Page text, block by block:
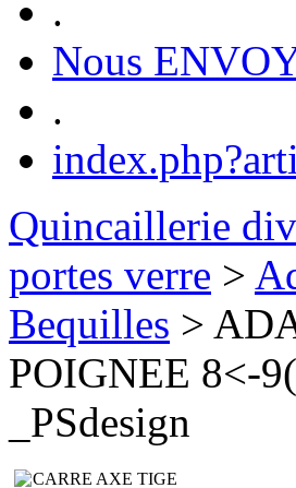
.
Nous
.
Quincaillerie
portes verre >
Bequilles >
POIGNEE 8<-
_PSdesign